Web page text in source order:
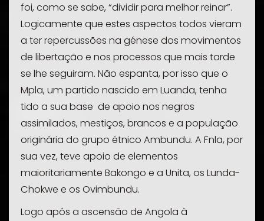
foi, como se sabe, “dividir para melhor reinar”.
Logicamente que estes aspectos todos vieram
a ter repercussões na génese dos movimentos
de libertação e nos processos que mais tarde
se lhe seguiram. Não espanta, por isso que o
Mpla, um partido nascido em Luanda, tenha
tido a sua base de apoio nos negros
assimilados, mestiços, brancos e a população
originária do grupo étnico Ambundu. A Fnla, por
sua vez, teve apoio de elementos
maioritariamente Bakongo e a Unita, os Lunda-
Chokwe e os Ovimbundu.
Logo após a ascensão de Angola à